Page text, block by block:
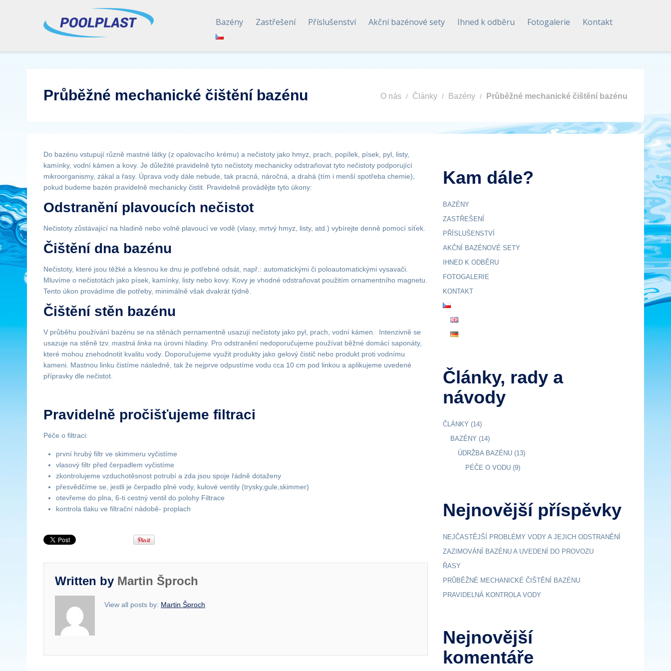
Bazény Zastřešení Příslušenství Akční bazénové sety Ihned k odběru Fotogalerie Kontakt
Průběžné mechanické čištění bazénu O nás Články Bazény Průběžné mechanické čištění bazénu
Do bazénu vstupují různě mastné látky (z opalovacího krému) a nečistoty jako hmyz, prach, popílek, písek, pyl, listy,
kamínky, vodní kámen a kovy. Je důležité pravidelně tyto nečistoty mechanicky odstraňovat tyto nečistoty podporující
mikroorganismy, zákal a řasy. Úprava vody dále nebude, tak pracná, náročná, a drahá (tím i menší spotřeba chemie),
pokud budeme bazén pravidelně mechanicky čistit. Pravidelně provádějte tyto úkony:
Odstranění plavoucích nečistot
Nečistoty zůstávající na hladině nebo volně plavoucí ve vodě (vlasy, mrtvý hmyz, listy, atd.) vybírejte denně pomocí síťek.
Čištění dna bazénu
Nečistoty, které jsou těžké a klesnou ke dnu je potřebné odsát, např.: automatickými či poloautomatickými vysavači.
Mluvíme o nečistotách jako písek, kamínky, listy nebo kovy. Kovy je vhodné odstraňovat použitím ornamentního magnetu.
Tento úkon provádíme dle potřeby, minimálně však dvakrát týdně.
Čištění stěn bazénu
V průběhu používání bazénu se na stěnách pernamentně usazují nečistoty jako pyl, prach, vodní kámen. Intenzivně se
usazuje na stěně tzv. mastná linka na úrovni hladiny. Pro odstranění nedoporučujeme používat běžné domácí saponáty,
které mohou znehodnotit kvalitu vody. Doporučujeme využit produkty jako gelový čistič nebo produkt proti vodnímu
kameni. Mastnou linku čistíme následně, tak že nejprve odpustíme vodu cca 10 cm pod linkou a aplikujeme uvedené
přípravky dle nečistot.
Pravidelně pročišťujeme filtraci
Péče o filtraci:
první hrubý filtr ve skimmeru vyčistíme
vlasový filtr před čerpadlem vyčistíme
zkontrolujeme vzduchotěsnost potrubí a zda jsou spoje řádně dotaženy
přesvědčíme se, jestli je čerpadlo plné vody, kulové ventily (trysky,gule,skimmer)
otevřeme do plna, 6-ti cestný ventil do polohy Filtrace
kontrola tlaku ve filtrační nádobě- proplach
Written by Martin Šproch
View all posts by: Martin Šproch
Kam dále?
BAZÉNY
ZASTŘEŠENÍ
PŘÍSLUŠENSTVÍ
AKČNÍ BAZÉNOVÉ SETY
IHNED K ODBĚRU
FOTOGALERIE
KONTAKT
Články, rady a
návody
ČLÁNKY (14)
BAZÉNY (14)
ÚDRŽBA BAZÉNU (13)
PÉČE O VODU (9)
Nejnovější příspěvky
NEJČASTĚJŠÍ PROBLÉMY VODY A JEJICH ODSTRANĚNÍ
ZAZIMOVÁNÍ BAZÉNU A UVEDENÍ DO PROVOZU
ŘASY
PRŮBĚŽNÉ MECHANICKÉ ČIŠTĚNÍ BAZÉNU
PRAVIDELNÁ KONTROLA VODY
Nejnovější
komentáře